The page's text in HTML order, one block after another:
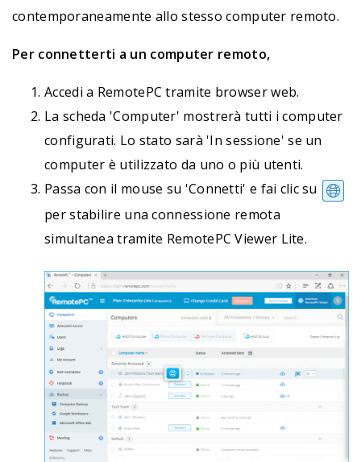
contemporaneamente allo stesso computer remoto.
Per connetterti a un computer remoto,
Accedi a RemotePC tramite browser web.
La scheda 'Computer' mostrerà tutti i computer
configurati. Lo stato sarà 'In sessione' se un
computer è utilizzato da uno o più utenti.
Passa con il mouse su 'Connetti' e fai clic su
per stabilire una connessione remota
simultanea tramite RemotePC Viewer Lite.